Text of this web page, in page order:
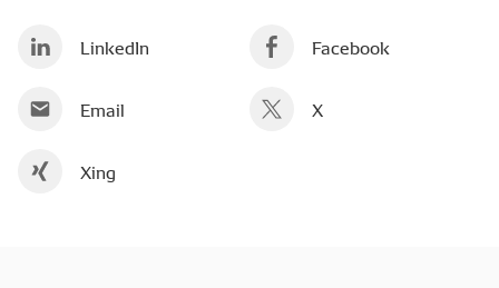
LinkedIn Facebook
Email X
Xing